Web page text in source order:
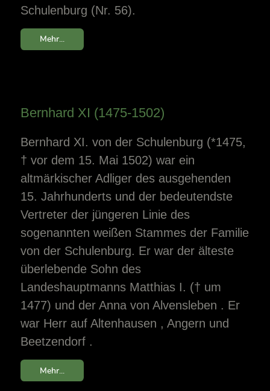
Schulenburg (Nr. 56).
Mehr...
Bernhard XI (1475-1502)
Bernhard XI. von der Schulenburg (*1475,
† vor dem 15. Mai 1502) war ein
altmärkischer Adliger des ausgehenden
15. Jahrhunderts und der bedeutendste
Vertreter der jüngeren Linie des
sogenannten weißen Stammes der Familie
von der Schulenburg. Er war der älteste
überlebende Sohn des
Landeshauptmanns Matthias I. († um
1477) und der Anna von Alvensleben . Er
war Herr auf Altenhausen , Angern und
Beetzendorf .
Mehr...